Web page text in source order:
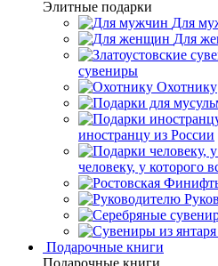
Элитные подарки
Для
Для
сувениры
Охотнику
иностранцу из России
человеку, у которого
Подарочные книги
Подарочные книги